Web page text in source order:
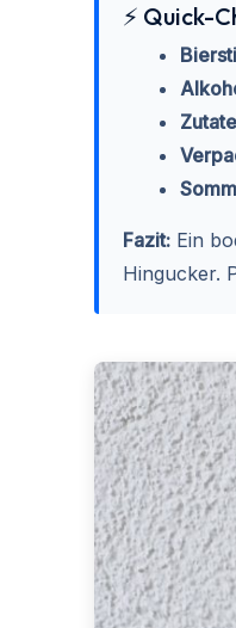
⚡ Quick-
Fazit: Ein
Hingucker.